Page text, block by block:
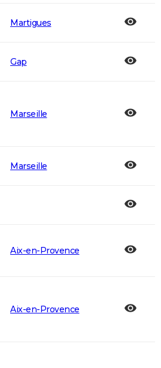
Martigues
Gap
Marseille
Marseille
Aix-en-Provence
Aix-en-Provence